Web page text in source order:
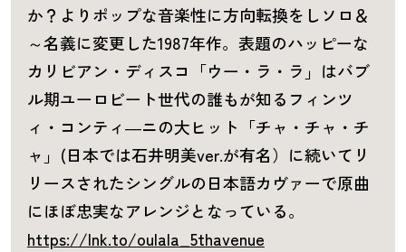
か？よりポップな音楽性に方向転換をしソロ＆
～名義に変更した1987年作。表題のハッピーな
カリビアン・ディスコ「ウー・ラ・ラ」はバブ
ル期ユーロビート世代の誰もが知るフィンツ
ィ・コンティ―ニの大ヒット「チャ・チャ・チ
ャ」(日本では石井明美ver.が有名）に続いてリ
リースされたシングルの日本語カヴァーで原曲
にほぼ忠実なアレンジとなっている。
https://lnk.to/oulala_5thavenue